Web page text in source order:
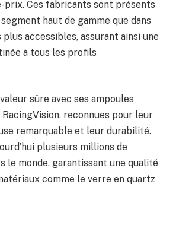
Ces fabricants sont présents
haut de gamme que dans
accessibles, assurant ainsi une
à tous les profils
sûre avec ses ampoules
reconnues pour leur
remarquable et leur durabilité.
plusieurs millions de
le monde, garantissant une qualité
comme le verre en quartz